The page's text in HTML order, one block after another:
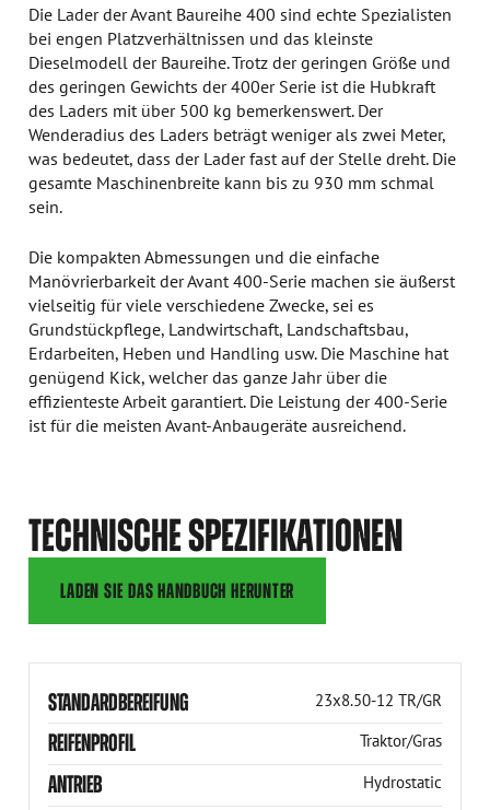
Die Lader der Avant Baureihe 400 sind echte Spezialisten
bei engen Platzverhältnissen und das kleinste
Dieselmodell der Baureihe. Trotz der geringen Größe und
des geringen Gewichts der 400er Serie ist die Hubkraft
des Laders mit über 500 kg bemerkenswert. Der
Wenderadius des Laders beträgt weniger als zwei Meter,
was bedeutet, dass der Lader fast auf der Stelle dreht. Die
gesamte Maschinenbreite kann bis zu 930 mm schmal
sein.
Die kompakten Abmessungen und die einfache
Manövrierbarkeit der Avant 400-Serie machen sie äußerst
vielseitig für viele verschiedene Zwecke, sei es
Grundstückpflege, Landwirtschaft, Landschaftsbau,
Erdarbeiten, Heben und Handling usw. Die Maschine hat
genügend Kick, welcher das ganze Jahr über die
effizienteste Arbeit garantiert. Die Leistung der 400-Serie
ist für die meisten Avant-Anbaugeräte ausreichend.
TECHNISCHE SPEZIFIKATIONEN
LADEN SIE DAS HANDBUCH HERUNTER
STANDARDBEREIFUNG 23x8.50-12 TR/GR
REIFENPROFIL Traktor/Gras
ANTRIEB Hydrostatic